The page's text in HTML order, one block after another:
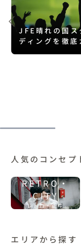
JFE晴れの国ス
ディングを徹底
人気のコンセプ
RETRO・
CITY
レトロ・街中
エリアから探す